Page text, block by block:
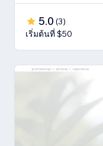
5.0 (3)
เริ่มต้นที่ $50